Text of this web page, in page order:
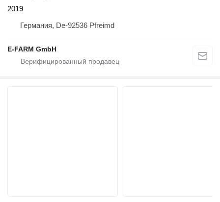
2019
Германия, De-92536 Pfreimd
E-FARM GmbH